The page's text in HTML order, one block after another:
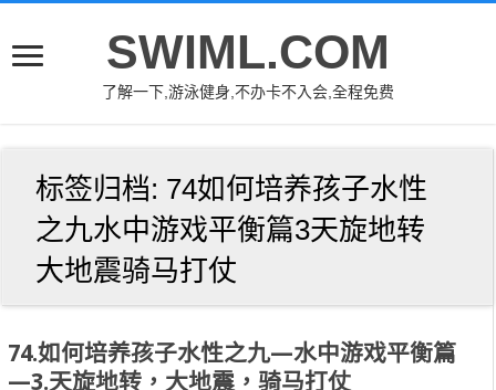
SWIML.COM
了解一下,游泳健身,不办卡不入会,全程免费
标签归档: 74如何培养孩子水性
之九水中游戏平衡篇3天旋地转
大地震骑马打仗
74.如何培养孩子水性之九—水中游戏平衡篇
—3.天旋地转，大地震，骑马打仗